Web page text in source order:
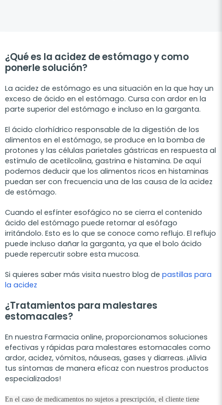
¿Qué es la acidez de estómago y como
ponerle solución?
La acidez de estómago es una situación en la que hay un
exceso de ácido en el estómago. Cursa con ardor en la
parte superior del estómago e incluso en la garganta.
El ácido clorhídrico responsable de la digestión de los
alimentos en el estómago, se produce en la bomba de
protones y las células parietales gástricas en respuesta al
estímulo de acetilcolina, gastrina e histamina. De aquí
podemos deducir que los alimentos ricos en histaminas
puedan ser con frecuencia una de las causa de la acidez
de estómago.
Cuando el esfínter esofágico no se cierra el contenido
ácido del estómago puede retornar al esófago
irritándolo. Esto es lo que se conoce como reflujo. El reflujo
puede incluso dañar la garganta, ya que el bolo ácido
puede repercutir sobre esta mucosa.
Si quieres saber más visita nuestro blog de pastillas para
la acidez
¿Tratamientos para malestares
estomacales?
En nuestra Farmacia online, proporcionamos soluciones
efectivas y rápidas para malestares estomacales como
ardor, acidez, vómitos, náuseas, gases y diarreas. ¡Alivia
tus síntomas de manera eficaz con nuestros productos
especializados!
En el caso de medicamentos no sujetos a prescripción, el cliente tiene